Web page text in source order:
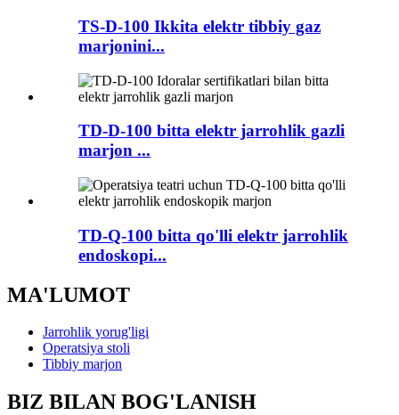
TS-D-100 Ikkita elektr tibbiy gaz
marjonini...
TD-D-100 bitta elektr jarrohlik gazli
marjon ...
TD-Q-100 bitta qo'lli elektr jarrohlik
endoskopi...
MA'LUMOT
Jarrohlik yorug'ligi
Operatsiya stoli
Tibbiy marjon
BIZ BILAN BOG'LANISH